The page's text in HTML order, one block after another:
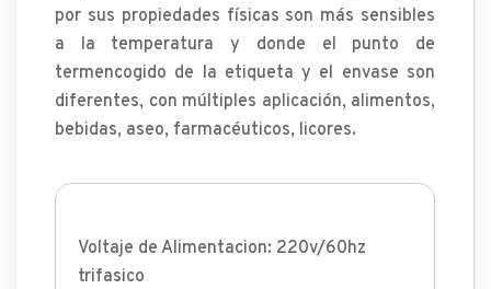
por sus propiedades físicas son más sensibles
a la temperatura y donde el punto de
termencogido de la etiqueta y el envase son
diferentes, con múltiples aplicación, alimentos,
bebidas, aseo, farmacéuticos, licores.
Voltaje de Alimentacion: 220v/60hz
trifasico